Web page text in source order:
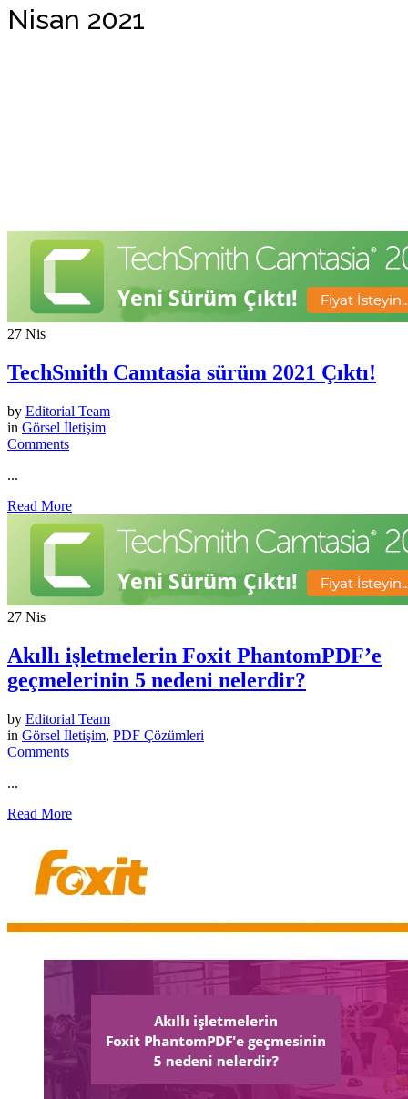
Nisan 2021
27 Nis
TechSmith Camtasia sürüm 2021 Çıktı!
by Editorial Team
in Görsel İletişim
Comments
...
Read More
27 Nis
Akıllı işletmelerin Foxit PhantomPDF’e
geçmelerinin 5 nedeni nelerdir?
by Editorial Team
in Görsel İletişim, PDF Çözümleri
Comments
...
Read More